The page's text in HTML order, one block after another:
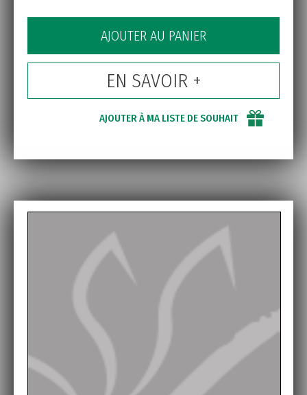
AJOUTER AU PANIER
EN SAVOIR +
AJOUTER À MA LISTE DE SOUHAIT